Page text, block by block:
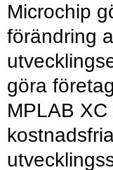
Microchip
förändring
göra
MPLAB